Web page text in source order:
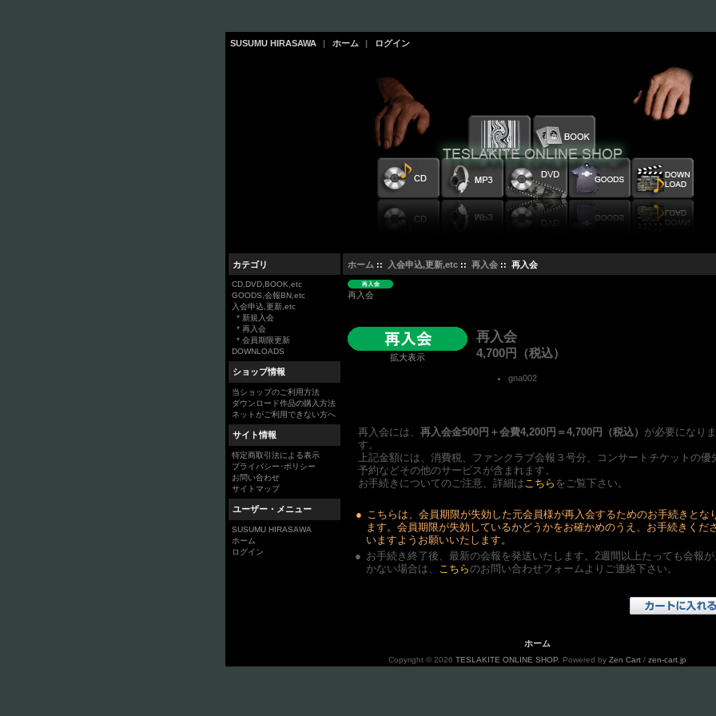
SUSUMU HIRASAWA | ホーム | ログイン
カテゴリ
CD,DVD,BOOK,etc
GOODS,会報BN,etc
入会申込,更新,etc
* 新規入会
* 再入会
* 会員期限更新
DOWNLOADS
ショップ情報
当ショップのご利用方法
ダウンロード作品の購入方法
ネットがご利用できない方へ
サイト情報
特定商取引法による表示
プライバシー･ポリシー
お問い合わせ
サイトマップ
ユーザー・メニュー
SUSUMU HIRASAWA
ホーム
ログイン
ホーム :: 入会申込,更新,etc:: 再入会:: 再入会
再入会
拡大表示
再入会
4,700円（税込）
gna002
再入会には、 再入会金500円＋会費4,200円＝4,700円（税込） が必要になりま
す。
上記金額には、消費税、ファンクラブ会報３号分、コンサートチケットの優
予約などその他のサービスが含まれます。
お手続きについてのご注意、詳細はこちら をご覧下さい。
● こちらは、会員期限が失効した元会員様が再入会するためのお手続きとな
ます。会員期限が失効しているかどうかをお確かめのうえ、お手続きくだ
いますようお願いいたします。
● お手続き終了後、最新の会報を発送いたします。2週間以上たっても会報が
かない場合は、 こちらのお問い合わせフォームよりご連絡下さい。
ホーム
Copyright © 2026 TESLAKITE ONLINE SHOP. Powered by Zen Cart/ zen-cart.jp